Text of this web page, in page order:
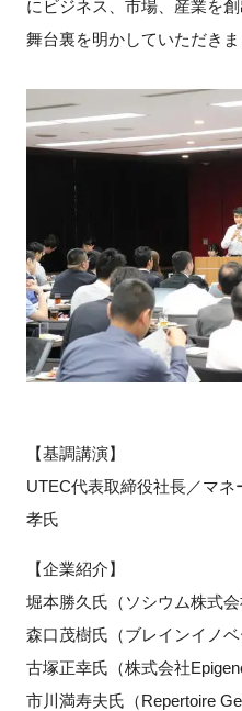
FAQ
イベントお知らせメール登録
閉
にビジネス、市場、産業を
舞台裏を明かしていただきま
【基調講演】
UTEC代表取締役社長／マ
孝氏
【企業紹介】
堀本勝久氏（ソシウム株式
森口茂樹氏（ブレインイノ
古塚正幸氏（株式会社
市川満寿夫氏（Repertoire